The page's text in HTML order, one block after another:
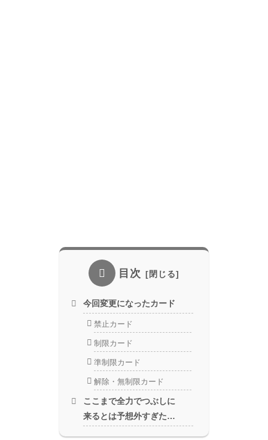
目次
今回変更になったカード
禁止カード
制限カード
準制限カード
解除・無制限カード
ここまで全力でつぶしに
来るとは予想外すぎた…